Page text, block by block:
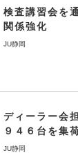
検査講習会を
関係強化
JU静岡
ディーラー会
９４６台を集
JU静岡